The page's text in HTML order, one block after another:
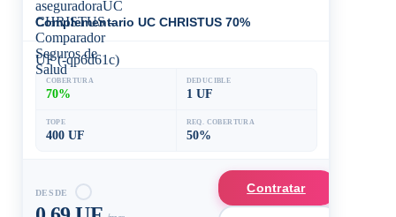
Complementario UC CHRISTUS 70%
UF (-qp6d61c)
COBERTURA
70%
DEDUCIBLE
1 UF
TOPE
400 UF
REQ. COBERTURA
50%
DESDE Contratar